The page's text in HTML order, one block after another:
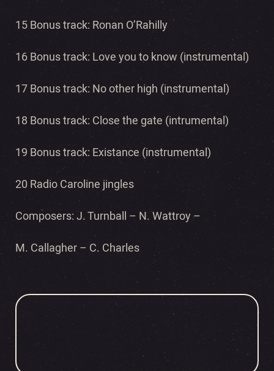
15 Bonus track: Ronan O’Rahilly
16 Bonus track: Love you to know (instrumental)
17 Bonus track: No other high (instrumental)
18 Bonus track: Close the gate (intrumental)
19 Bonus track: Existance (instrumental)
20 Radio Caroline jingles
Composers: J. Turnball – N. Wattroy –
M. Callagher – C. Charles